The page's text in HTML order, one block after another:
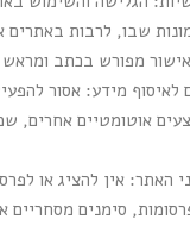
שבו, לרבות באתרים
מפורש בכתב
אוטומטיים אחרים,
האתר: אין להציג או
סימנים מסחריים